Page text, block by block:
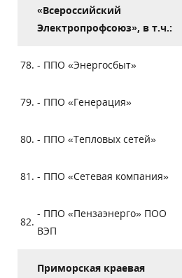
«Всероссийский
Электропрофсоюз», в т.ч.:
78. - ППО «Энергосбыт»
79. - ППО «Генерация»
80. - ППО «Тепловых сетей»
81. - ППО «Сетевая компания»
82.
- ППО «Пензаэнерго» ПОО
ВЭП
Приморская краевая